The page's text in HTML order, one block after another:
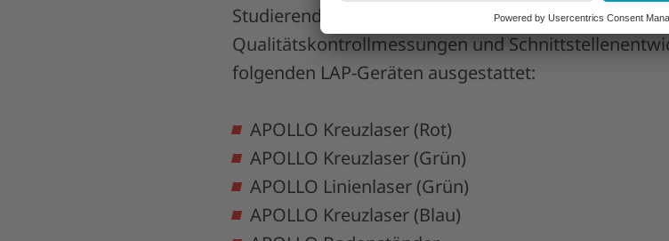
Studierende der TH Lübeck nutzen das APOLLO-
Qualitätskontrollmessungen und
folgenden LAP-Geräten ausgestattet:
APOLLO Kreuzlaser (Rot)
APOLLO Kreuzlaser (Grün)
APOLLO Linienlaser (Grün)
APOLLO Kreuzlaser (Blau)